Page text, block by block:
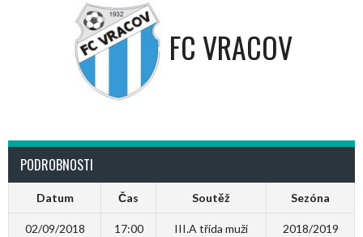
FC VRACOV
PODROBNOSTI
Datum Čas Soutěž Sezóna
02/09/2018 17:00 III.A třída muži 2018/2019